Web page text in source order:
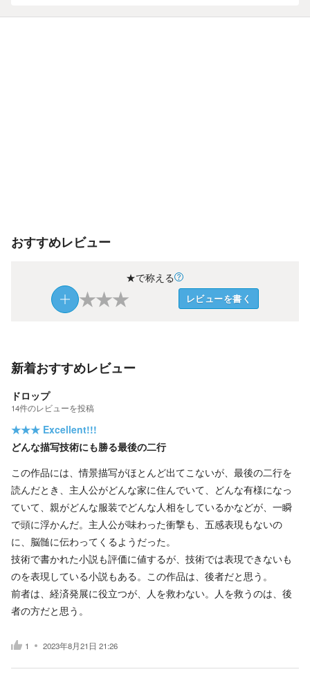
おすすめレビュー
★で称える
★★★ レビューを書く
新着おすすめレビュー
ドロップ
14件のレビューを投稿
★★★ Excellent!!!
どんな描写技術にも勝る最後の二行
この作品には、情景描写がほとんど出てこないが、最後の二行を
読んだとき、主人公がどんな家に住んでいて、どんな有様になっ
ていて、親がどんな服装でどんな人相をしているかなどが、一瞬
で頭に浮かんだ。主人公が味わった衝撃も、五感表現もないの
に、脳髄に伝わってくるようだった。
技術で書かれた小説も評価に値するが、技術では表現できないも
のを表現している小説もある。この作品は、後者だと思う。
前者は、経済発展に役立つが、人を救わない。人を救うのは、後
者の方だと思う。
1 2023年8月21日 21:26